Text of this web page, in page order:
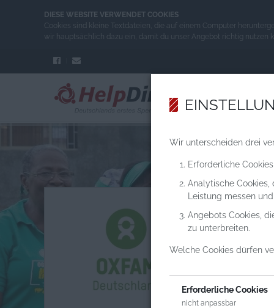
DIESE WEBSITE VERWENDET COOKIES
Cookies sind kleine Textdateien, die auf einem Computer
wir hauptsächlich dazu ein, damit du unser Angebot richtig nutzen
Wir unterscheiden drei
Erforderliche
Analytische
Leistung messen
Angebots Cookies,
zu unterbreiten.
Welche Cookies dürfen
Erforderliche Cookies
nicht anpassbar